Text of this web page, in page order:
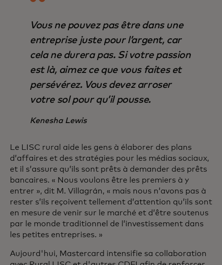
Vous ne pouvez pas être dans une
entreprise juste pour l’argent, car
cela ne durera pas. Si votre passion
est là, aimez ce que vous faites et
persévérez. Vous devez arroser
votre sol pour qu’il pousse.
Kenesha Lewis
Le LISC rural aide les gens à élaborer des plans
d’affaires et des stratégies pour les médias sociaux,
et il s’assure qu’ils sont prêts à demander des prêts
bancaires. « Nous voulons être les premiers à y
entrer », dit M. Villagrán, « mais nous n’avons pas à
rester s’ils reçoivent tellement d’attention qu’ils sont
en mesure de venir sur le marché et d’être soutenus
par le monde traditionnel de l’investissement dans
les petites entreprises. »
Aujourd'hui, Mastercard intensifie sa collaboration